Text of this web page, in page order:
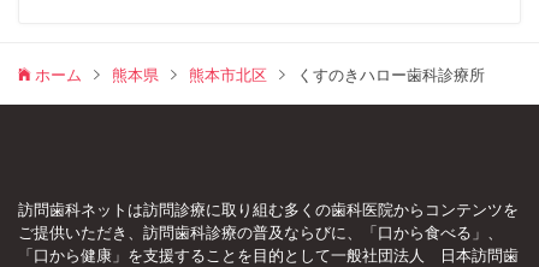
ホーム 熊本県 熊本市北区 くすのきハロー歯科診療所
訪問歯科ネットは訪問診療に取り組む多くの歯科医院からコンテンツを
ご提供いただき、訪問歯科診療の普及ならびに、「口から食べる」、
「口から健康」を支援することを目的として一般社団法人 日本訪問歯